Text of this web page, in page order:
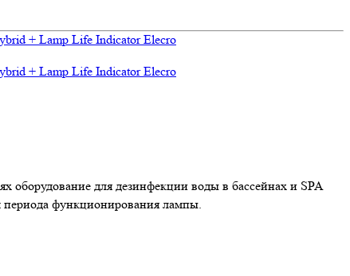
оборудование для дезинфекции воды в бассейнах и SPA
функционирования лампы.